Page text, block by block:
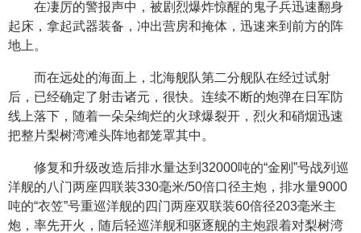
在凄厉的警报声中，被剧烈爆炸惊醒的鬼子兵迅速翻身
起床，拿起武器装备，冲出营房和掩体，迅速来到前方的阵
地上。
而在远处的海面上，北海舰队第二分舰队在经过试射
后，已经确定了射击诸元，很快。连续不断的炮弹在日军防
线上落下，随着一朵朵绚烂的火球爆裂开，烈火和硝烟迅速
把整片梨树湾滩头阵地都笼罩其中。
修复和升级改造后排水量达到32000吨的“金刚”号战列巡
洋舰的八门两座四联装330毫米/50倍口径主炮，排水量9000
吨的“衣笠”号重巡洋舰的四门两座双联装60倍径203毫米主
炮，率先开火，随后轻巡洋舰和驱逐舰的主炮跟着对梨树湾